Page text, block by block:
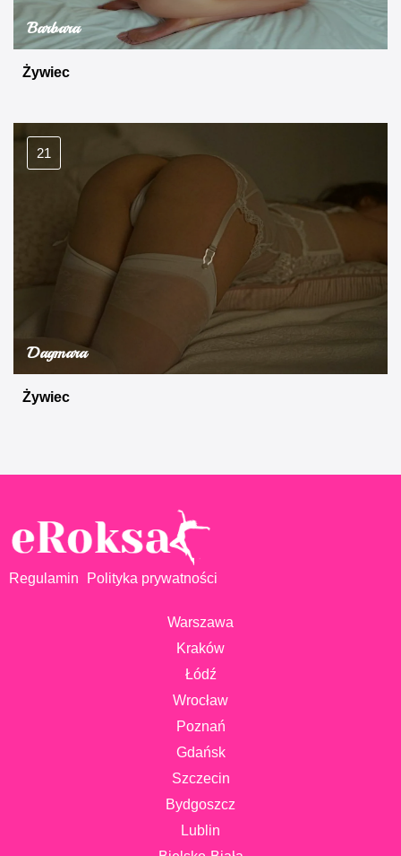
Barbara
Żywiec
21
Dagmara
Żywiec
Regulamin Polityka prywatności
Warszawa
Kraków
Łódź
Wrocław
Poznań
Gdańsk
Szczecin
Bydgoszcz
Lublin